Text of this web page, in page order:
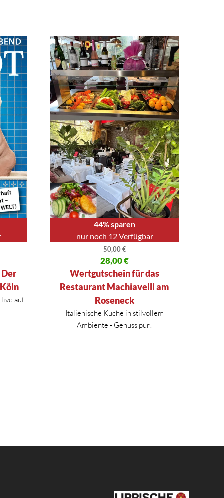
€
Der
auf
44% sparen
nur noch 12 Verfügbar
50,00€
Ursprünglicher Preis war: 50,00 €
28,00€
Aktueller Preis ist: 28,00 €.
Wertgutschein für das
Restaurant Machiavelli am
Roseneck
Italienische Küche in stilvollem
Ambiente - Genuss pur!